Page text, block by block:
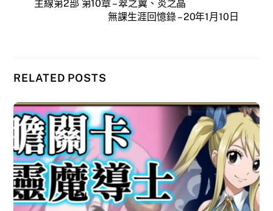
主線第2部 第10章 – 翠之翼、炎之晶
無課生涯回憶錄 – 20年1月10日
RELATED POSTS